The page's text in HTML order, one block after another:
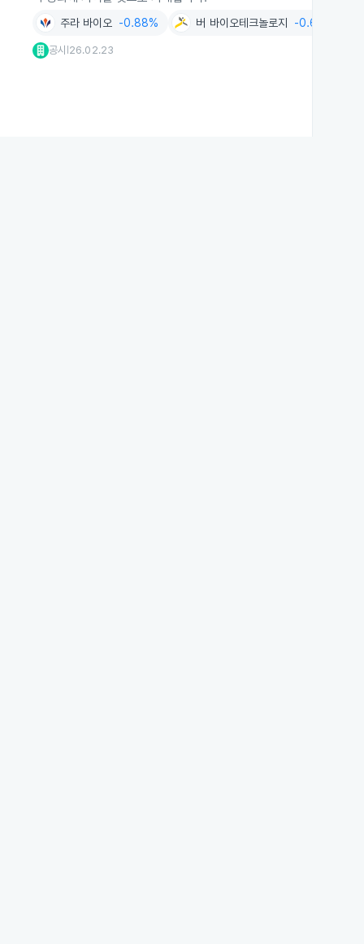
주라 바이오 -0.88% 버 바이오테크놀로지 -0.65%
공시 26.02.23